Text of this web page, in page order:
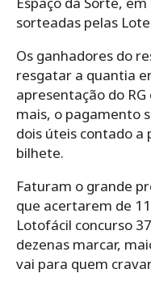
sorteadas pelas
Os ganhadores do
resgatar a quantia
apresentação do RG
mais, o pagamento
dois úteis contado
bilhete.
Faturam o grande
que acertarem de
Lotofácil concurso
dezenas marcar,
vai para quem